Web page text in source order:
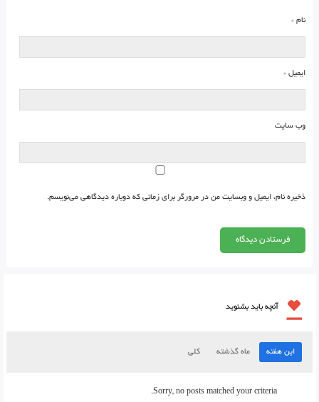
نام *
ایمیل *
وب‌ سایت
ذخیره نام، ایمیل و وبسایت من در مرورگر برای زمانی که دوباره دیدگاهی می‌نویسم.
آنچه باید بشنوید
این هفته ماه گذشته کلی
Sorry, no posts matched your criteria.